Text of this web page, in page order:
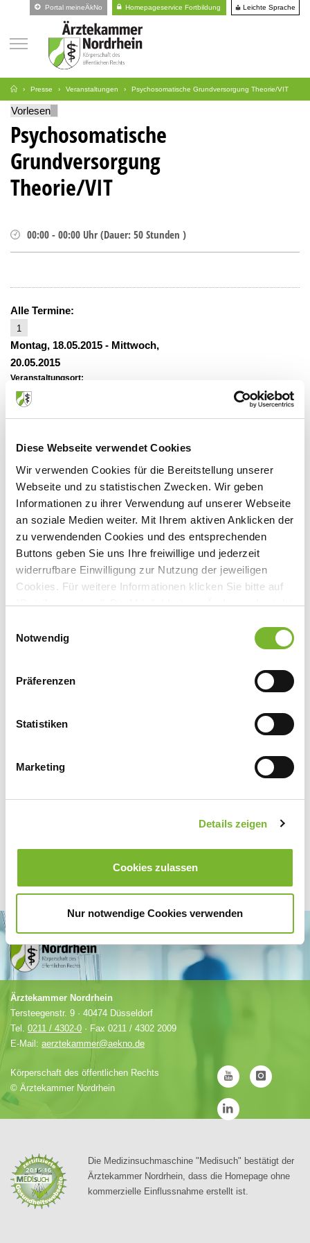
Diese Webseite verwendet Cookies
Wir verwenden Cookies für die Bereitstellung unserer
Webseite und zu statistischen Zwecken. Wir geben
Informationen zu ihrer Verwendung auf unserer Webseite
an soziale Medien weiter. Mit Ihrem aktiven Anklicken der
zu verwendenden Cookies und des entsprechenden
Buttons geben Sie uns Ihre freiwillige und jederzeit
widerrufbare Einwilligung zur Nutzung der jeweiligen
Cookies. Für weitere Informationen klicken Sie bitte auf
"Details anzeigen". Die Möglichkeit zur Änderung besteht
Datenschutzerklärung
Notwendig
Präferenzen
Statistiken
Marketing
Details zeigen
Cookies zulassen
Nur notwendige Cookies verwenden
Portal meineÄkNo Homepageservice Fortbildung Leichte Sprache
Presse Veranstaltungen Psychosomatische Grundversorgung Theorie/VIT
Vorlesen
Psychosomatische
Grundversorgung
Theorie/VIT
00:00 - 00:00 Uhr (Dauer: 50 Stunden )
Alle Termine:
1
Montag, 18.05.2015 - Mittwoch,
20.05.2015
Veranstaltungsort:
Ärztekammer Nordrhein Bezirksstelle Köln
Sedanstr. 10-16, 50668 Köln
Montag, 29.06.2015-Mittwoch,
01.07.2015
Veranstaltungsort:
Sedanstr. 10-16, 50668 Köln
Anbieter:
APP Köln Akademie für angewandte Psychologie ud
Anbieter.
Ärztekammer Nordrhein
Tersteegenstr. 9 · 40474 Düsseldorf
Tel. 0211 / 4302-0 · Fax 0211 / 4302 2009
E-Mail: aerztekammer@aekno.de
Körperschaft des öffentlichen Rechts
© Ärztekammer Nordrhein
Die Medizinsuchmaschine "Medisuch" bestätigt der
Ärztekammer Nordrhein, dass die Homepage ohne
kommerzielle Einflussnahme erstellt ist.